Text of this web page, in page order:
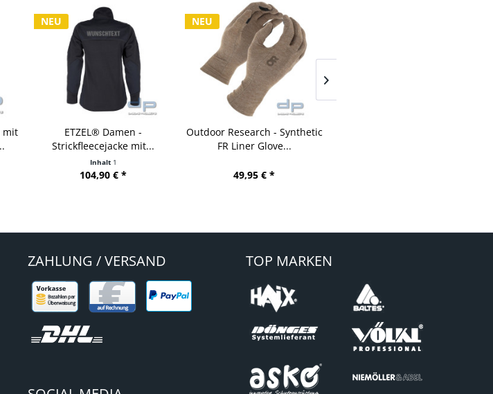
NEU
Outdoor Research - Synthetic
FR Liner Glove...
49,95 € *
NEU
Fenix - TK21R LED
Taschenlampe
134,95 € *
ZAHLUNG / VERSAND TOP MARKEN